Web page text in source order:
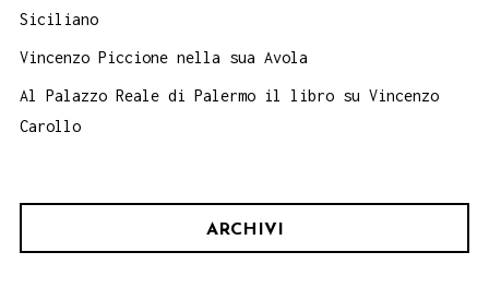
Siciliano
Vincenzo Piccione nella sua Avola
Al Palazzo Reale di Palermo il libro su Vincenzo
Carollo
ARCHIVI